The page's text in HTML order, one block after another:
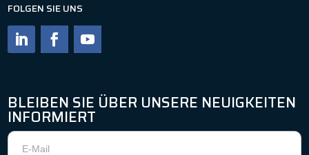
FOLGEN SIE UNS
BLEIBEN SIE ÜBER UNSERE NEUIGKEITEN
INFORMIERT
Newsletter